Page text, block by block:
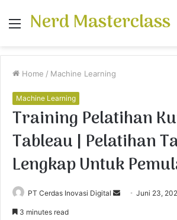
Menu
Nerd Masterclass
Home / Machine Learning
Machine Learning
Training Pelatihan
Tableau | Pelatihan
Lengkap Untuk
PT Cerdas Inovasi Digital Juni 23,
3 minutes read